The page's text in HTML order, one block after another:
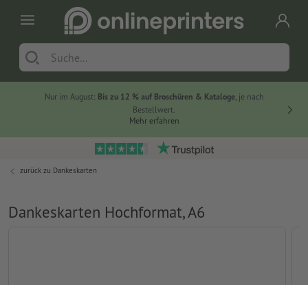
Nur im August: Bis zu 12 % auf Broschüren & Kataloge, je nach
Bestellwert.
Mehr erfahren
zurück zu Dankeskarten
Dankeskarten Hochformat, A6